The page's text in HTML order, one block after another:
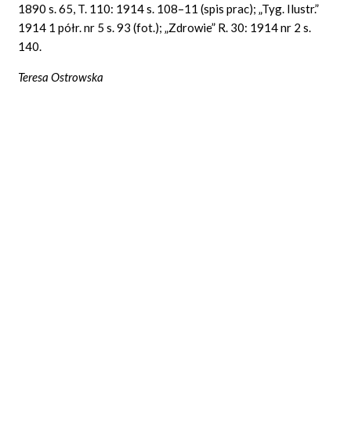
1890 s. 65, T. 110: 1914 s. 108–11 (spis prac); „Tyg. Ilustr.”
1914 1 półr. nr 5 s. 93 (fot.); „Zdrowie” R. 30: 1914 nr 2 s.
140.
Teresa Ostrowska